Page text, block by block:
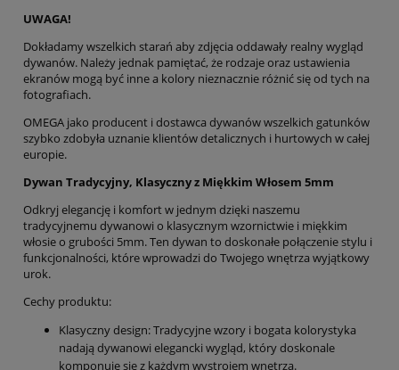
UWAGA!
Dokładamy wszelkich starań aby zdjęcia oddawały realny wygląd
dywanów. Należy jednak pamiętać, że rodzaje oraz ustawienia
ekranów mogą być inne a kolory nieznacznie różnić się od tych na
fotografiach.
OMEGA jako producent i dostawca dywanów wszelkich gatunków
szybko zdobyła uznanie klientów detalicznych i hurtowych w całej
europie.
Dywan Tradycyjny, Klasyczny z Miękkim Włosem 5mm
Odkryj elegancję i komfort w jednym dzięki naszemu
tradycyjnemu dywanowi o klasycznym wzornictwie i miękkim
włosie o grubości 5mm. Ten dywan to doskonałe połączenie stylu i
funkcjonalności, które wprowadzi do Twojego wnętrza wyjątkowy
urok.
Cechy produktu:
Klasyczny design: Tradycyjne wzory i bogata kolorystyka
nadają dywanowi elegancki wygląd, który doskonale
komponuje się z każdym wystrojem wnętrza.